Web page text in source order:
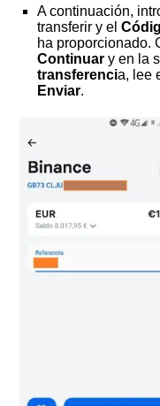
A continuación,
transferir y el
ha proporcionado.
Continuar y en la
transferencia, lee
Enviar.